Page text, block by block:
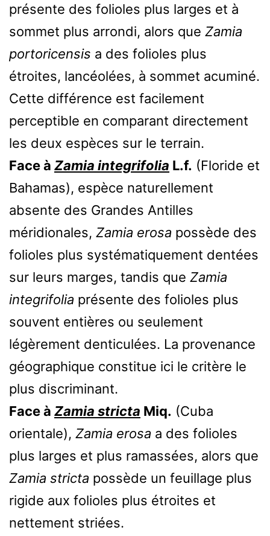
présente des folioles plus larges et à
sommet plus arrondi, alors que Zamia
portoricensis a des folioles plus
étroites, lancéolées, à sommet acuminé.
Cette différence est facilement
perceptible en comparant directement
les deux espèces sur le terrain.
Face à Zamia integrifolia L.f. (Floride et
Bahamas), espèce naturellement
absente des Grandes Antilles
méridionales, Zamia erosa possède des
folioles plus systématiquement dentées
sur leurs marges, tandis que Zamia
integrifolia présente des folioles plus
souvent entières ou seulement
légèrement denticulées. La provenance
géographique constitue ici le critère le
plus discriminant.
Face à Zamia stricta Miq. (Cuba
orientale), Zamia erosa a des folioles
plus larges et plus ramassées, alors que
Zamia stricta possède un feuillage plus
rigide aux folioles plus étroites et
nettement striées.